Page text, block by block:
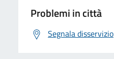
Problemi in città
Segnala disservizio